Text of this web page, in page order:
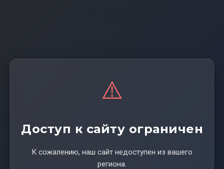
⚠️
Доступ к сайту ограничен
К сожалению, наш сайт недоступен из вашего
региона.